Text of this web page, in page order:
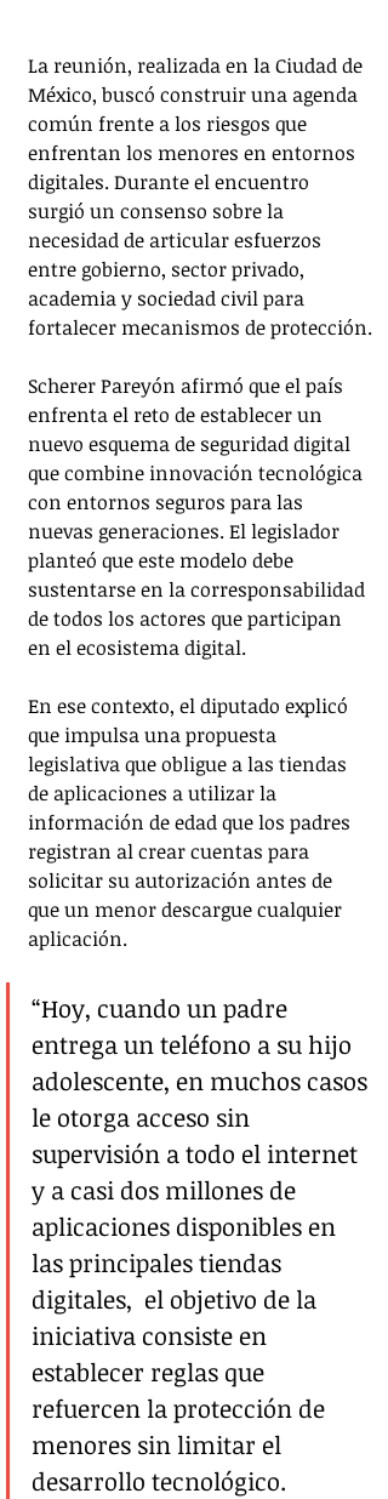
La reunión, realizada en la Ciudad de
México, buscó construir una agenda
común frente a los riesgos que
enfrentan los menores en entornos
digitales. Durante el encuentro
surgió un consenso sobre la
necesidad de articular esfuerzos
entre gobierno, sector privado,
academia y sociedad civil para
fortalecer mecanismos de protección.
Scherer Pareyón afirmó que el país
enfrenta el reto de establecer un
nuevo esquema de seguridad digital
que combine innovación tecnológica
con entornos seguros para las
nuevas generaciones. El legislador
planteó que este modelo debe
sustentarse en la corresponsabilidad
de todos los actores que participan
en el ecosistema digital.
En ese contexto, el diputado explicó
que impulsa una propuesta
legislativa que obligue a las tiendas
de aplicaciones a utilizar la
información de edad que los padres
registran al crear cuentas para
solicitar su autorización antes de
que un menor descargue cualquier
aplicación.
“Hoy, cuando un padre
entrega un teléfono a su hijo
adolescente, en muchos casos
le otorga acceso sin
supervisión a todo el internet
y a casi dos millones de
aplicaciones disponibles en
las principales tiendas
digitales,  el objetivo de la
iniciativa consiste en
establecer reglas que
refuercen la protección de
menores sin limitar el
desarrollo tecnológico.